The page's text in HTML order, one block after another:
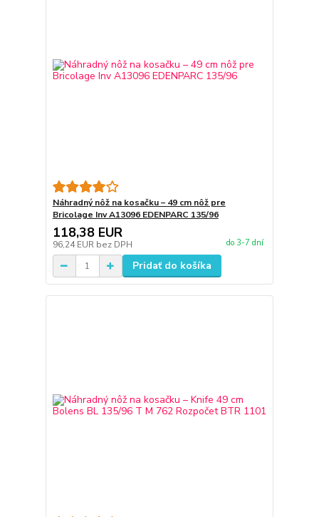
Náhradný nôž na kosačku – 49 cm nôž pre
Bricolage Inv A13096 EDENPARC 135/96
118,38 EUR
96,24 EUR bez DPH do 3-7 dní
Pridať do košíka